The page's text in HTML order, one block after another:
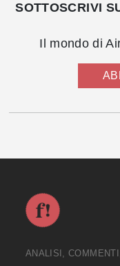
SOTTOSCRIVI
Il mondo di
ANALISI,